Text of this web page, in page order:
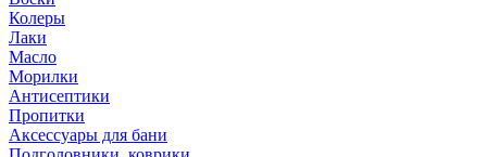
Колеры
Лаки
Масло
Морилки
Антисептики
Пропитки
Аксессуары для бани